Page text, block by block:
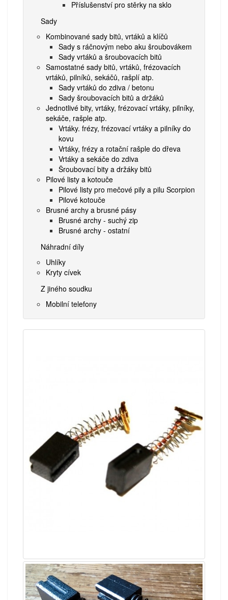
Příslušenství pro stěrky na sklo
Sady
Kombinované sady bitů, vrtáků a klíčů
Sady s ráčnovým nebo aku šroubovákem
Sady vrtáků a šroubovacích bitů
Samostatné sady bitů, vrtáků, frézovacích
vrtáků, pilníků, sekáčů, rašplí atp.
Sady vrtáků do zdiva / betonu
Sady šroubovacích bitů a držáků
Jednotlivé bity, vrtáky, frézovací vrtáky, pilníky,
sekáče, rašple atp.
Vrtáky. frézy, frézovací vrtáky a pilníky do
kovu
Vrtáky, frézy a rotační rašple do dřeva
Vrtáky a sekáče do zdiva
Šroubovací bity a držáky bitů
Pilové listy a kotouče
Pilové listy pro mečové pily a pilu Scorpion
Pilové kotouče
Brusné archy a brusné pásy
Brusné archy - suchý zip
Brusné archy - ostatní
Náhradní díly
Uhlíky
Kryty cívek
Z jiného soudku
Mobilní telefony